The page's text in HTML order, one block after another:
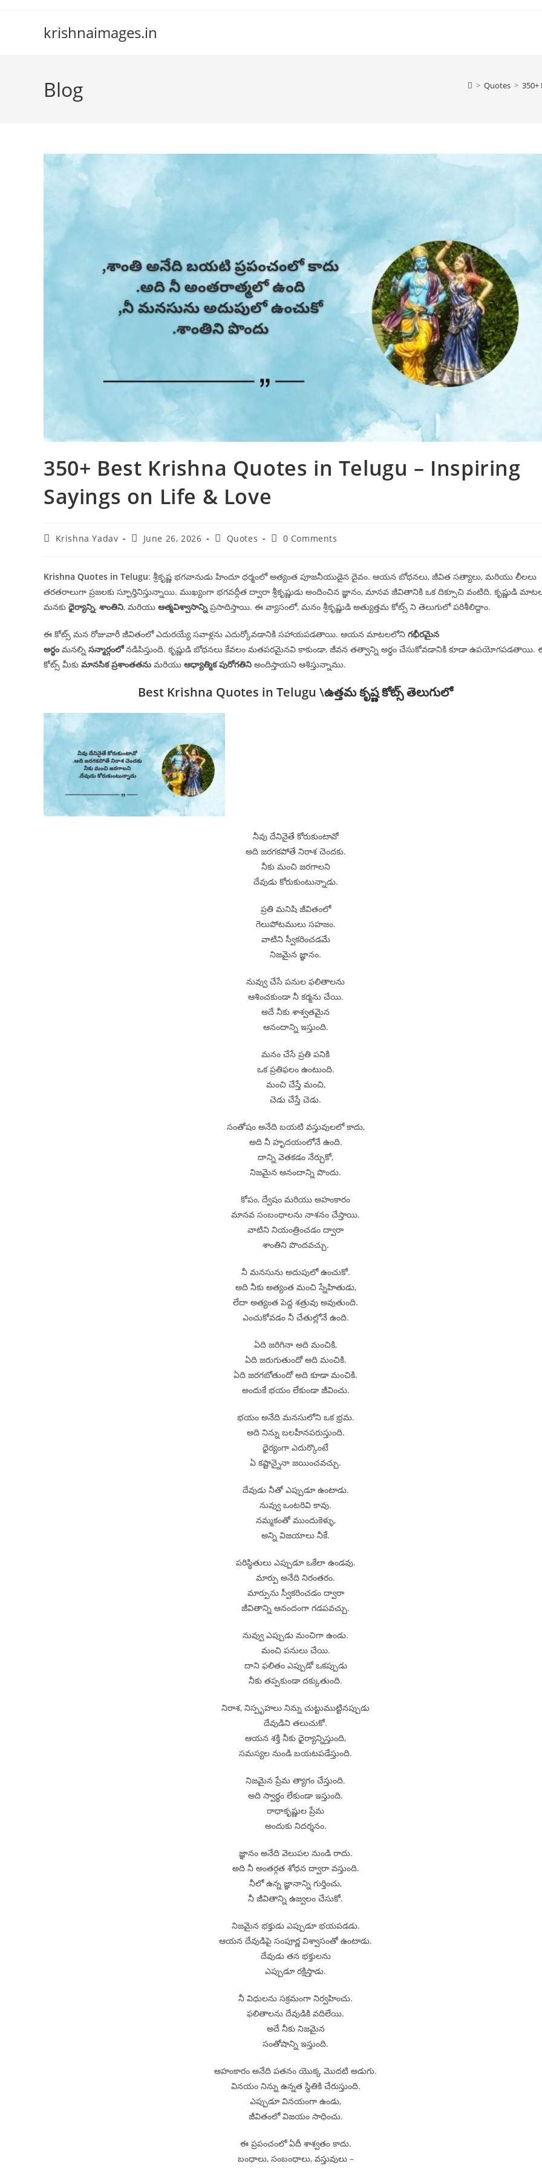
krishnaimages.in
Blog > Quotes > 350+
350+ Best Krishna Quotes in Telugu – Inspiring
Sayings on Life & Love
PostKrishna Yadav
PostJune 26, 2026
PostQuotes
Post0 Comments
Krishna Quotes in Telugu: శ్రీకృష్ణ భగవానుడు హిందూ ధర్మంలో అత్యంత పూజనీయుడైన దైవం. ఆయన బోధనలు, జీవిత సత్యాలు, మరియు లీలలు
తరతరాలుగా ప్రజలకు స్ఫూర్తినిస్తున్నాయి. ముఖ్యంగా భగవద్గీత ద్వారా శ్రీకృష్ణుడు అందించిన జ్ఞానం, మానవ జీవితానికి ఒక దిక్సూచి వంటిది. కృష్ణుడి
మనకు ధైర్యాన్ని, శాంతిని, మరియు ఆత్మవిశ్వాసాన్ని ప్రసాదిస్తాయి. ఈ వ్యాసంలో, మనం శ్రీకృష్ణుడి అత్యుత్తమ కోట్స్ ని తెలుగులో పరిశీలిద్దాం.
ఈ కోట్స్ మన రోజువారీ జీవితంలో ఎదురయ్యే సవాళ్లను ఎదుర్కోవడానికి సహాయపడతాయి. ఆయన మాటలలోని గభీరమైన
అర్థంమనల్ని సన్మార్గంలోనడిపిస్తుంది. కృష్ణుడి బోధనలు కేవలం మతపరమైనవి కాకుండా, జీవన తత్వాన్ని అర్థం చేసుకోవడానికి కూడా ఉపయోగపడతాయి.
కోట్స్ మీకు మానసిక ప్రశాంతతను మరియు ఆధ్యాత్మిక పురోగతిని అందిస్తాయని ఆశిస్తున్నాము.
Best Krishna Quotes in Telugu \ఉత్తమ కృష్ణ కోట్స్ తెలుగులో
నీవు దేనినైతే కోరుకుంటావో
అది జరగకపోతే నిరాశ చెందకు.
నీకు మంచి జరగాలని
దేవుడు కోరుకుంటున్నాడు.
ప్రతి మనిషి జీవితంలో
గెలుపోటములు సహజం.
వాటిని స్వీకరించడమే
నిజమైన జ్ఞానం.
నువ్వు చేసే పనుల ఫలితాలను
ఆశించకుండా నీ కర్మను చేయి.
అదే నీకు శాశ్వతమైన
ఆనందాన్ని ఇస్తుంది.
మనం చేసే ప్రతి పనికి
ఒక ప్రతిఫలం ఉంటుంది.
మంచి చేస్తే మంచి,
చెడు చేస్తే చెడు.
సంతోషం అనేది బయటి వస్తువులలో కాదు,
అది నీ హృదయంలోనే ఉంది.
దాన్ని వెతకడం నేర్చుకో,
నిజమైన ఆనందాన్ని పొందు.
కోపం, ద్వేషం మరియు అహంకారం
మానవ సంబంధాలను నాశనం చేస్తాయి.
వాటిని నియంత్రించడం ద్వారా
శాంతిని పొందవచ్చు.
నీ మనసును అదుపులో ఉంచుకో.
అది నీకు అత్యంత మంచి స్నేహితుడు,
లేదా అత్యంత పెద్ద శత్రువు అవుతుంది.
ఎంచుకోవడం నీ చేతుల్లోనే ఉంది.
ఏది జరిగినా అది మంచికి,
ఏది జరుగుతుందో అది మంచికి.
ఏది జరగబోతుందో అది కూడా మంచికి.
అందుకే భయం లేకుండా జీవించు.
భయం అనేది మనసులోని ఒక భ్రమ.
అది నిన్ను బలహీనపరుస్తుంది.
ధైర్యంగా ఎదుర్కొంటే
ఏ కష్టాన్నైనా జయించవచ్చు.
దేవుడు నీతో ఎప్పుడూ ఉంటాడు.
నువ్వు ఒంటరివి కావు.
నమ్మకంతో ముందుకెళ్ళు,
అన్ని విజయాలు నీకే.
పరిస్థితులు ఎప్పుడూ ఒకేలా ఉండవు.
మార్పు అనేది నిరంతరం.
మార్పును స్వీకరించడం ద్వారా
జీవితాన్ని ఆనందంగా గడపవచ్చు.
నువ్వు ఎప్పుడు మంచిగా ఉండు.
మంచి పనులు చేయి.
దాని ఫలితం ఎప్పుడో ఒకప్పుడు
నీకు తప్పకుండా దక్కుతుంది.
నిరాశ, నిస్పృహలు నిన్ను చుట్టుముట్టినప్పుడు
దేవుడిని తలుచుకో.
ఆయన శక్తి నీకు ధైర్యాన్నిస్తుంది,
సమస్యల నుండి బయటపడేస్తుంది.
నిజమైన ప్రేమ త్యాగం చేస్తుంది.
అది స్వార్థం లేకుండా ఇస్తుంది.
రాధాకృష్ణుల ప్రేమ
అందుకు నిదర్శనం.
జ్ఞానం అనేది వెలుపల నుండి రాదు.
అది నీ అంతర్గత శోధన ద్వారా వస్తుంది.
నీలో ఉన్న జ్ఞానాన్ని గుర్తించు,
నీ జీవితాన్ని ఉజ్వలం చేసుకో.
నిజమైన భక్తుడు ఎప్పుడూ భయపడడు.
ఆయన దేవుడిపై సంపూర్ణ విశ్వాసంతో ఉంటాడు.
దేవుడు తన భక్తులను
ఎప్పుడూ రక్షిస్తాడు.
నీ విధులను సక్రమంగా నిర్వహించు.
ఫలితాలను దేవుడికి వదిలేయి.
అదే నీకు నిజమైన
సంతోషాన్ని ఇస్తుంది.
అహంకారం అనేది పతనం యొక్క మొదటి అడుగు.
వినయం నిన్ను ఉన్నత స్థితికి చేరుస్తుంది.
ఎప్పుడూ వినయంగా ఉండు,
జీవితంలో విజయం సాధించు.
ఈ ప్రపంచంలో ఏదీ శాశ్వతం కాదు.
బంధాలు, సంబంధాలు, వస్తువులు –